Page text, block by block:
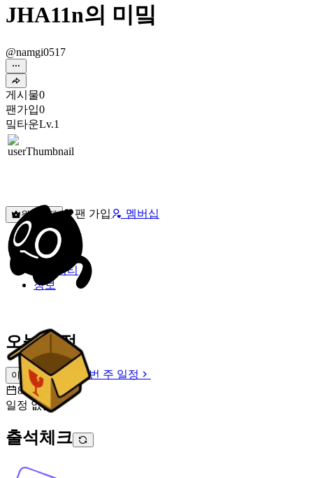
JHA11n의 미밐
@namgi0517
게시물0
팬가입0
밐타운Lv.1
원픽선택 팬 가입 멤버십
밐타운
피드
커뮤니티
정보
오늘 일정
이번 주 일정
이번 주 일정
8월 8일 [토]
일정 없음
출석체크